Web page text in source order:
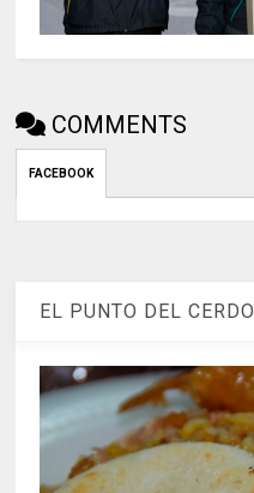
COMMENTS
FACEBOOK
EL PUNTO DEL CERDO